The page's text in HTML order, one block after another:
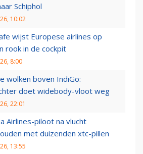
Schiphol
10:02
wijst Europese airlines op
rook in de cockpit
8:00
wolken boven IndiGo:
doet widebody-vloot weg
22:01
Airlines-piloot na vlucht
met duizenden xtc-pillen
13:55